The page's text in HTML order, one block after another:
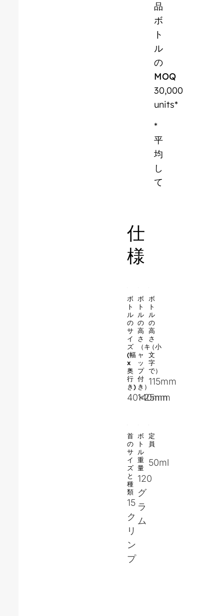
品
ボ
ト
ル
の
MOQ
30,000
units*
*
平
均
し
て
仕
様
ボ
ト
ル
の
サ
イ
ズ
(幅
x
奥
行
き)
40x25mm
ボ
ト
ル
の
高
さ
（キ
ャ
ッ
プ
付
き）
140mm
ボ
ト
ル
の
高
さ
（小
文
字
で）
115mm
首
の
サ
イ
ズ
と
種
類
15
ク
リ
ン
プ
ボ
ト
ル
重
量
120
グ
ラ
ム
定
員
50ml